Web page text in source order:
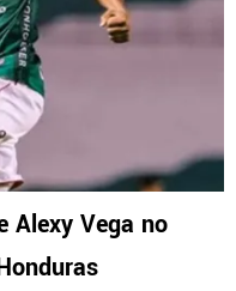
Alexy Vega no